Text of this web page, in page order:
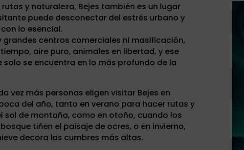
y naturaleza, Bejes también es un lugar
puede desconectar del estrés urbano y
lo esencial.
grandes centros comerciales ni masificación,
aire puro, animales en libertad, y ese
solo se encuentra en lo más profundo de la
vez más personas eligen visitar Bejes en
del año, tanto en verano para hacer rutas y
sol de montaña, como en otoño, cuando los
tiñen el paisaje de ocres, o en invierno,
decora las cumbres más altas.